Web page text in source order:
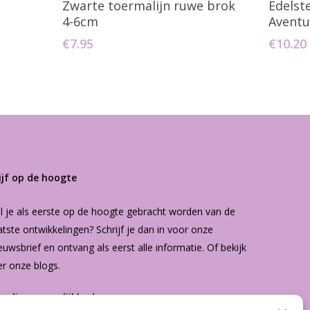
Zwarte toermalijn ruwe brok
4-6cm
€7.95
€10.20
op de hoogte
je als eerste op de hoogte gebracht worden van de
ontwikkelingen? Schrijf je dan in voor onze
en ontvang als eerst alle informatie. Of bekijk
onzeblogs.